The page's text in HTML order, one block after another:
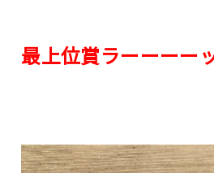
最上位賞ラーーーー